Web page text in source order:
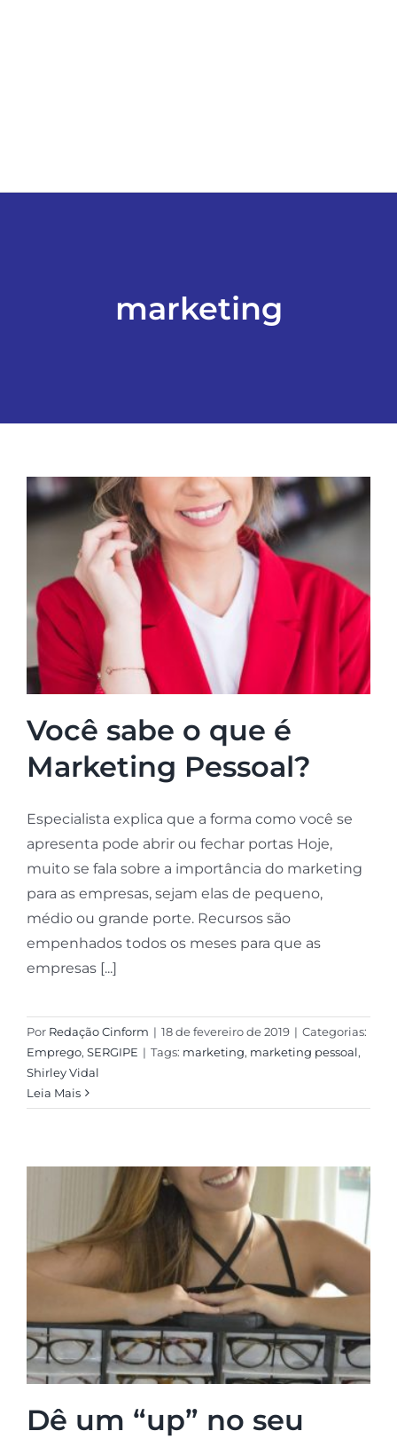
EDIÇÕES EM PDFmarketing
Você sabe o que é
Marketing Pessoal?
Especialista explica que a forma como você se
apresenta pode abrir ou fechar portas Hoje,
muito se fala sobre a importância do marketing
para as empresas, sejam elas de pequeno,
médio ou grande porte. Recursos são
empenhados todos os meses para que as
empresas [...]
Por Redação Cinform | 18 de fevereiro de 2019 | Categorias:
Emprego, SERGIPE | Tags: marketing, marketing pessoal,
Shirley Vidal
Leia Mais
Dê um “up” no seu